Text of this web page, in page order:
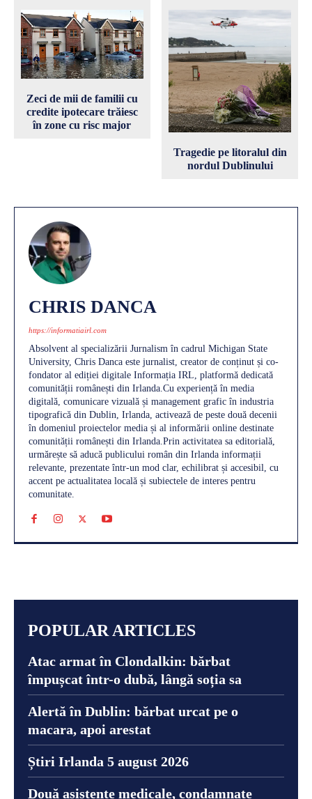
Zeci de mii de familii cu
credite ipotecare trăiesc
în zone cu risc major
Tragedie pe litoralul din
nordul Dublinului
CHRIS DANCA
https://informatiairl.com
Absolvent al specializării Jurnalism în cadrul Michigan State
University, Chris Danca este jurnalist, creator de conținut și co-
fondator al ediției digitale Informația IRL, platformă dedicată
comunității românești din Irlanda.Cu experiență în media
digitală, comunicare vizuală și management grafic în industria
tipografică din Dublin, Irlanda, activează de peste două decenii
în domeniul proiectelor media și al informării online destinate
comunității românești din Irlanda.Prin activitatea sa editorială,
urmărește să aducă publicului român din Irlanda informații
relevante, prezentate într-un mod clar, echilibrat și accesibil, cu
accent pe actualitatea locală și subiectele de interes pentru
comunitate.
POPULAR ARTICLES
Atac armat în Clondalkin: bărbat
împușcat într-o dubă, lângă soția sa
Alertă în Dublin: bărbat urcat pe o
macara, apoi arestat
Știri Irlanda 5 august 2026
Două asistente medicale, condamnate